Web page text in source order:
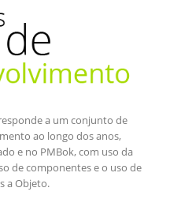
a um conjunto de
ao longo dos anos,
e no PMBok, com uso da
de componentes e o uso de
a Objeto.